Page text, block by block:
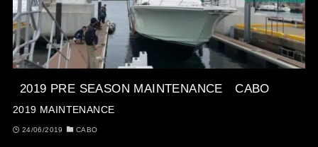
2019 PRE SEASON MAINTENANCE CABO
2019 MAINTENANCE
24/06/2019 CABO